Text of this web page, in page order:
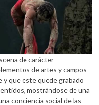
de carácter
de artes y campos
y que este quede grabado
mostrándose de una
conciencia social de las